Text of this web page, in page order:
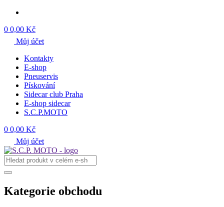
0 0,00 Kč
Můj účet
Kontakty
E-shop
Pneuservis
Pískování
Sidecar club Praha
E-shop sidecar
S.C.P.MOTO
0 0,00 Kč
Můj účet
Kategorie obchodu